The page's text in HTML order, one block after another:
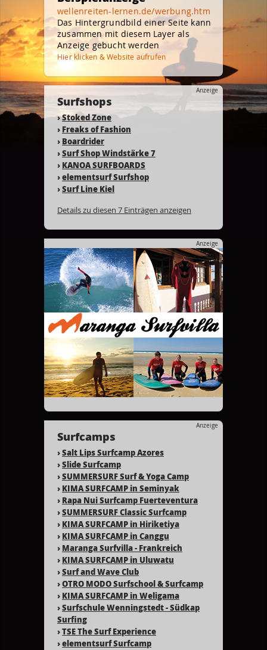
wellenreiten-lernen.de/werbung.htm
Das Hintergrundbild einer Seite kann
zusammen mit diesem Layer als
Anzeige gebucht werden
Hier klicken & Website aufrufen
Anzeige
Surfshops
›Stoked Zone
› Freaks of Fashion
› Boardrider
›Surf Shop Windstärke 7
› KANOA SURFBOARDS
›elementsurf Surfshop
›Surf Line Kiel
Details zu diesen 7 Einträgen anzeigen
Anzeige
Anzeige
Surfcamps
›Salt Lips Surfcamp Azores
›Slide Surfcamp
›SUMMERSURF Surf & Yoga Camp
› KIMA SURFCAMP in Seminyak
› Rapa Nui Surfcamp Fuerteventura
›SUMMERSURF Classic Surfcamp
› KIMA SURFCAMP in Hiriketiya
› KIMA SURFCAMP in Canggu
› Maranga Surfvilla - Frankreich
› KIMA SURFCAMP in Uluwatu
›Surf and Wave Club
›OTRO MODO Surfschool & Surfcamp
› KIMA SURFCAMP in Weligama
›Surfschule Wenningstedt - Südkap
Surfing
›TSE The Surf Experience
›elementsurf Surfcamp